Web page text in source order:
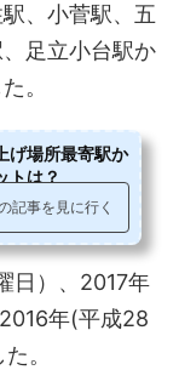
、小菅駅、五
足立小台駅か
。
げ場所最寄駅か
トは？
立の花火。約13,500
花火大会です。時間
記事を見に行く
日）、2017年
年(平成28
。